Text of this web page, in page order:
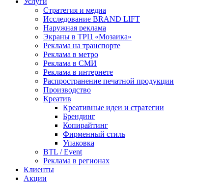
Стратегия и медиа
Исследование BRAND LIFT
Наружная реклама
Экраны в ТРЦ «Мозаика»
Реклама на транспорте
Реклама в метро
Реклама в СМИ
Реклама в интернете
Распространение печатной продукции
Производство
Креатив
Креативные идеи и стратегии
Брендинг
Копирайтинг
Фирменный стиль
Упаковка
BTL / Event
Реклама в регионах
Клиенты
Акции